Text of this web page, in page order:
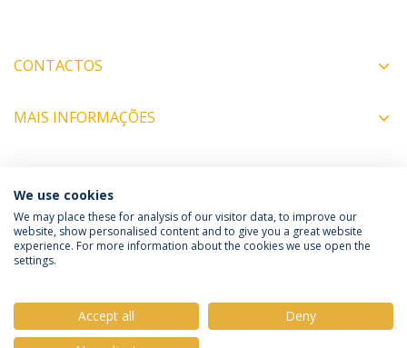
CONTACTOS
MAIS INFORMAÇÕES
COORDENADORES
Política de Privacidade
Termos e Condições
We use cookies
We may place these for analysis of our visitor data, to improve our
website, show personalised content and to give you a great website
experience. For more information about the cookies we use open the
settings.
Accept all
Deny